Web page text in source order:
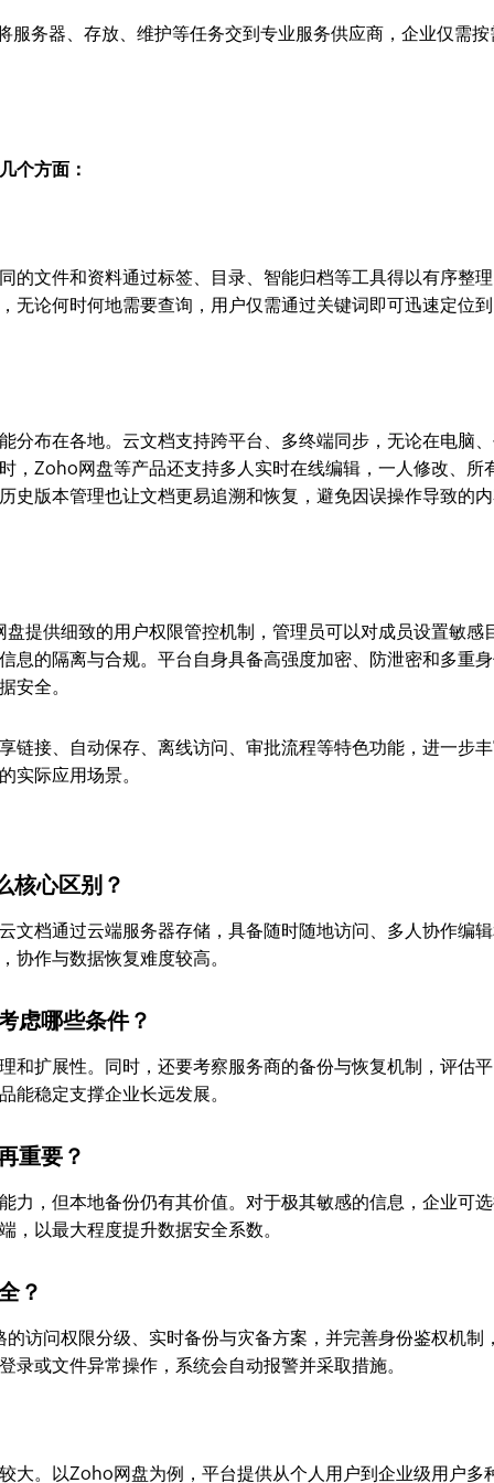
服务器、存放、维护等任务交到专业服务供应商，企业仅需按
个方面：
的文件和资料通过标签、目录、智能归档等工具得以有序整理
无论何时何地需要查询，用户仅需通过关键词即可迅速定位到
分布在各地。云文档支持跨平台、多终端同步，无论在电脑
，Zoho网盘等产品还支持多人实时在线编辑，一人修改、所
史版本管理也让文档更易追溯和恢复，避免因误操作导致的
提供细致的用户权限管控机制，管理员可以对成员设置敏感
息的隔离与合规。平台自身具备高强度加密、防泄密和多重
安全。
链接、自动保存、离线访问、审批流程等特色功能，进一步
实际应用场景。
核心区别？
文档通过云端服务器存储，具备随时随地访问、多人协作编
协作与数据恢复难度较高。
虑哪些条件？
和扩展性。同时，还要考察服务商的备份与恢复机制，评估
能稳定支撑企业长远发展。
重要？
力，但本地备份仍有其价值。对于极其敏感的信息，企业可
，以最大程度提升数据安全系数。
？
访问权限分级、实时备份与灾备方案，并完善身份鉴权机制，
或文件异常操作，系统会自动报警并采取措施。
大。以Zoho网盘为例，平台提供从个人用户到企业级用户多